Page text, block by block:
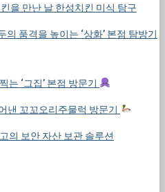
을 만난 날 한성치킨 미식 탐구
품격을 높이는 ‘상화’ 본점 탐방기
는 ‘그집’ 본점 방문기
낸 꼬꼬오리주물럭 방문기
의 보안 자산 보관 솔루션